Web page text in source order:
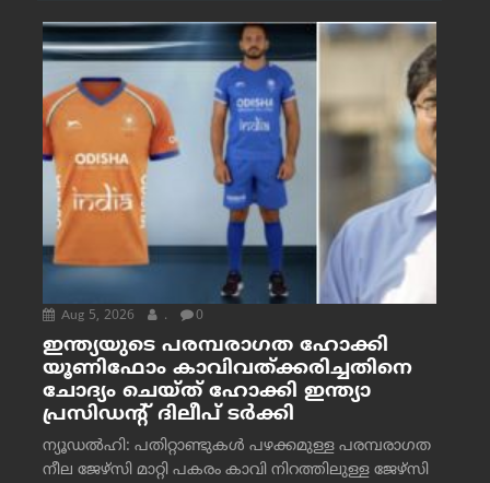
Aug 5, 2026 . 0
ഇന്ത്യയുടെ പരമ്പരാഗത ഹോക്കി
യൂണിഫോം കാവിവത്ക്കരിച്ചതിനെ
ചോദ്യം ചെയ്ത് ഹോക്കി ഇന്ത്യാ
പ്രസിഡന്റ് ദിലീപ് ടര്‍ക്കി
ന്യൂഡൽഹി: പതിറ്റാണ്ടുകൾ പഴക്കമുള്ള പരമ്പരാഗത
നീല ജേഴ്‌സി മാറ്റി പകരം കാവി നിറത്തിലുള്ള ജേഴ്‌സി